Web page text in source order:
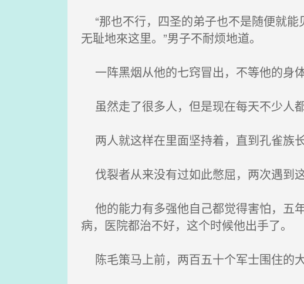
“那也不行，四圣的弟子也不是随便就
无耻地來这里。”男子不耐烦地道。
一阵黑烟从他的七窍冒出，不等他的身
虽然走了很多人，但是现在每天不少人
两人就这样在里面坚持着，直到孔雀族
伐裂者从来没有过如此憋屈，两次遇到
他的能力有多强他自己都觉得害怕，五
病，医院都治不好，这个时候他出手了。
陈毛策马上前，两百五十个军士围住的